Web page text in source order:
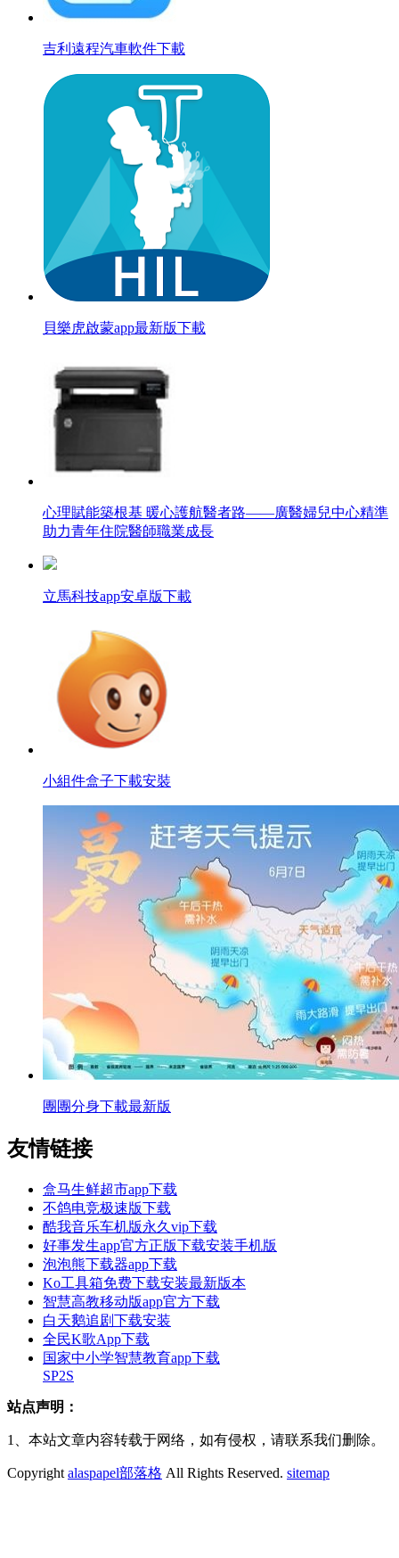
吉利遠程汽車軟件下載
貝樂虎啟蒙app最新版下載
心理賦能築根基 暖心護航醫者路——廣醫婦兒中心精準
助力青年住院醫師職業成長
立馬科技app安卓版下載
小組件盒子下載安裝
團團分身下載最新版
友情链接
盒马生鲜超市app下载
不鸽电竞极速版下载
酷我音乐车机版永久vip下载
好事发生app官方正版下载安装手机版
泡泡熊下载器app下载
Ko工具箱免费下载安装最新版本
智慧高教移动版app官方下载
白天鹅追剧下载安装
全民K歌App下载
国家中小学智慧教育app下载
SP2S
站点声明：
1、本站文章内容转载于网络，如有侵权，请联系我们删除。
Copyright alaspapel部落格 All Rights Reserved. sitemap